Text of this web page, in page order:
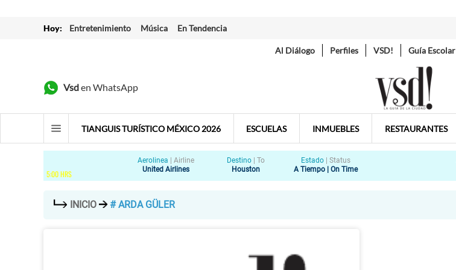
Hoy: Entretenimiento Música En Tendencia
Al Diálogo Perfiles VSD! Guía Escolar
Vsden WhatsApp
TIANGUIS TURÍSTICO MÉXICO 2026 ESCUELAS INMUEBLES RESTAURANTES
5:00HRS
Aerolinea
Airline
United Airlines
Destino
To
Houston
Estado
Status
A Tiempo | On Time
INICIO # ARDA GÜLER